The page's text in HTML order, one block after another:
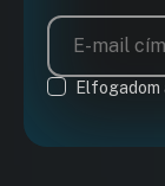
Elfogadom